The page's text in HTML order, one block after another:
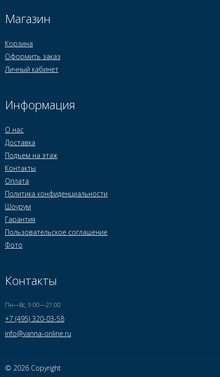
Магазин
Корзина
Оформить заказ
Личный кабинет
Информация
О нас
Доставка
Подъем на этаж
Контакты
Оплата
Политика конфиденциальности
Шоурум
Гарантия
Пользовательское соглашение
Фото
Контакты
Пн—Вс, 9:00—21:00
+7 (495) 320-03-58
info@vanna-online.ru
© 2026 Copyright